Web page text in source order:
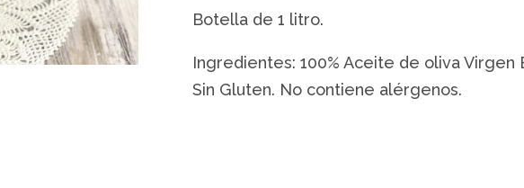
Botella de 1 litro.
Ingredientes: 100% Aceite de oliva Virgen
Sin Gluten. No contiene alérgenos.